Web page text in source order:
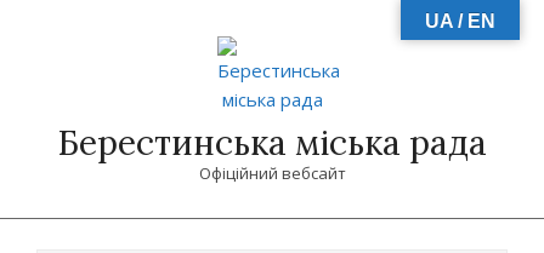
Берестинська міська рада
Офіційний вебсайт
UA / EN